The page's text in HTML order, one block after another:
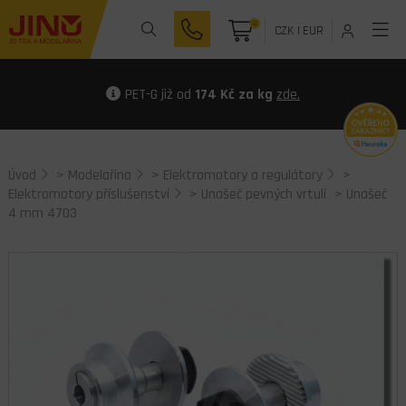
0 CZK| EUR
PET-G již od 174 Kč za kg zde.
Úvod > Modelařina > Elektromotory a regulátory
>
Elektromotory příslušenství
> Unašeč pevných vrtulí > Unašeč
4 mm 4703